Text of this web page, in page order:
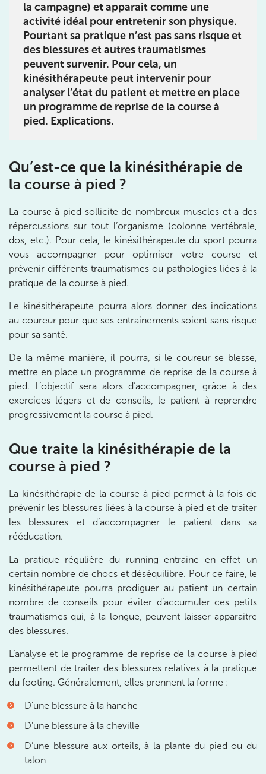
la campagne) et apparait comme une
activité idéal pour entretenir son physique.
Pourtant sa pratique n’est pas sans risque et
des blessures et autres traumatismes
peuvent survenir. Pour cela, un
kinésithérapeute peut intervenir pour
analyser l’état du patient et mettre en place
un programme de reprise de la course à
pied. Explications.
Qu’est-ce que la kinésithérapie de
la course à pied ?
La course à pied sollicite de nombreux muscles et a des
répercussions sur tout l’organisme (colonne vertébrale,
dos, etc.). Pour cela, le kinésithérapeute du sport pourra
vous accompagner pour optimiser votre course et
prévenir différents traumatismes ou pathologies liées à la
pratique de la course à pied.
Le kinésithérapeute pourra alors donner des indications
au coureur pour que ses entrainements soient sans risque
pour sa santé.
De la même manière, il pourra, si le coureur se blesse,
mettre en place un programme de reprise de la course à
pied. L’objectif sera alors d’accompagner, grâce à des
exercices légers et de conseils, le patient à reprendre
progressivement la course à pied.
Que traite la kinésithérapie de la
course à pied ?
La kinésithérapie de la course à pied permet à la fois de
prévenir les blessures liées à la course à pied et de traiter
les blessures et d’accompagner le patient dans sa
rééducation.
La pratique régulière du running entraine en effet un
certain nombre de chocs et déséquilibre. Pour ce faire, le
kinésithérapeute pourra prodiguer au patient un certain
nombre de conseils pour éviter d’accumuler ces petits
traumatismes qui, à la longue, peuvent laisser apparaitre
des blessures.
L’analyse et le programme de reprise de la course à pied
permettent de traiter des blessures relatives à la pratique
du footing. Généralement, elles prennent la forme :
D’une blessure à la hanche
D’une blessure à la cheville
D’une blessure aux orteils, à la plante du pied ou du
talon
IK PARIS 16 – TROCADÉRO
8 Av. de Camoens 75116 Paris
01 42 15 22 46
Prenez RDV sur
Prenez RDV sur
75015 Paris
75015 Paris
01 43 31 00 33
Prenez RDV sur
Prenez RDV sur
IK PARIS 6 – CASSETTE
1 Rue Cassette 75006 Paris
1 Rue Cassette 75006 Paris
01 42 84 06 95
Prenez RDV sur
IK BOULOGNE
3 Av. André Morizet 92100 Boulogne-
3 Av. André Morizet 92100 Boulogne-Billancourt
01 48 25 34 79
Prenez RDV sur
IK CHÂTENAY-MALABRY
380 Av. de la Division Leclerc 92290
Châtenay-Malabry
380 Av. de la Division Leclerc 92290 Châtenay-
01 43 50 05 24
Prenez RDV sur
IK PARIS 17 – VILLIERS
68 Av. de Villiers 75017 Paris
Prenez RDV sur
Prenez RDV sur